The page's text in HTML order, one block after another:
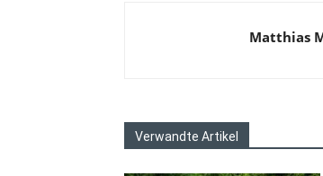
Matthias
Verwandte Artikel